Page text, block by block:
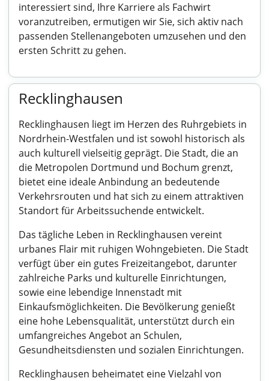
interessiert sind, Ihre Karriere als Fachwirt
voranzutreiben, ermutigen wir Sie, sich aktiv nach
passenden Stellenangeboten umzusehen und den
ersten Schritt zu gehen.
Recklinghausen
Recklinghausen liegt im Herzen des Ruhrgebiets in
Nordrhein-Westfalen und ist sowohl historisch als
auch kulturell vielseitig geprägt. Die Stadt, die an
die Metropolen Dortmund und Bochum grenzt,
bietet eine ideale Anbindung an bedeutende
Verkehrsrouten und hat sich zu einem attraktiven
Standort für Arbeitssuchende entwickelt.
Das tägliche Leben in Recklinghausen vereint
urbanes Flair mit ruhigen Wohngebieten. Die Stadt
verfügt über ein gutes Freizeitangebot, darunter
zahlreiche Parks und kulturelle Einrichtungen,
sowie eine lebendige Innenstadt mit
Einkaufsmöglichkeiten. Die Bevölkerung genießt
eine hohe Lebensqualität, unterstützt durch ein
umfangreiches Angebot an Schulen,
Gesundheitsdiensten und sozialen Einrichtungen.
Recklinghausen beheimatet eine Vielzahl von